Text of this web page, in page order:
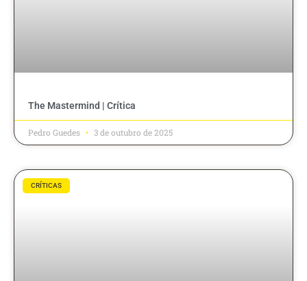
The Mastermind | Crítica
Pedro Guedes 3 de outubro de 2025
CRÍTICAS